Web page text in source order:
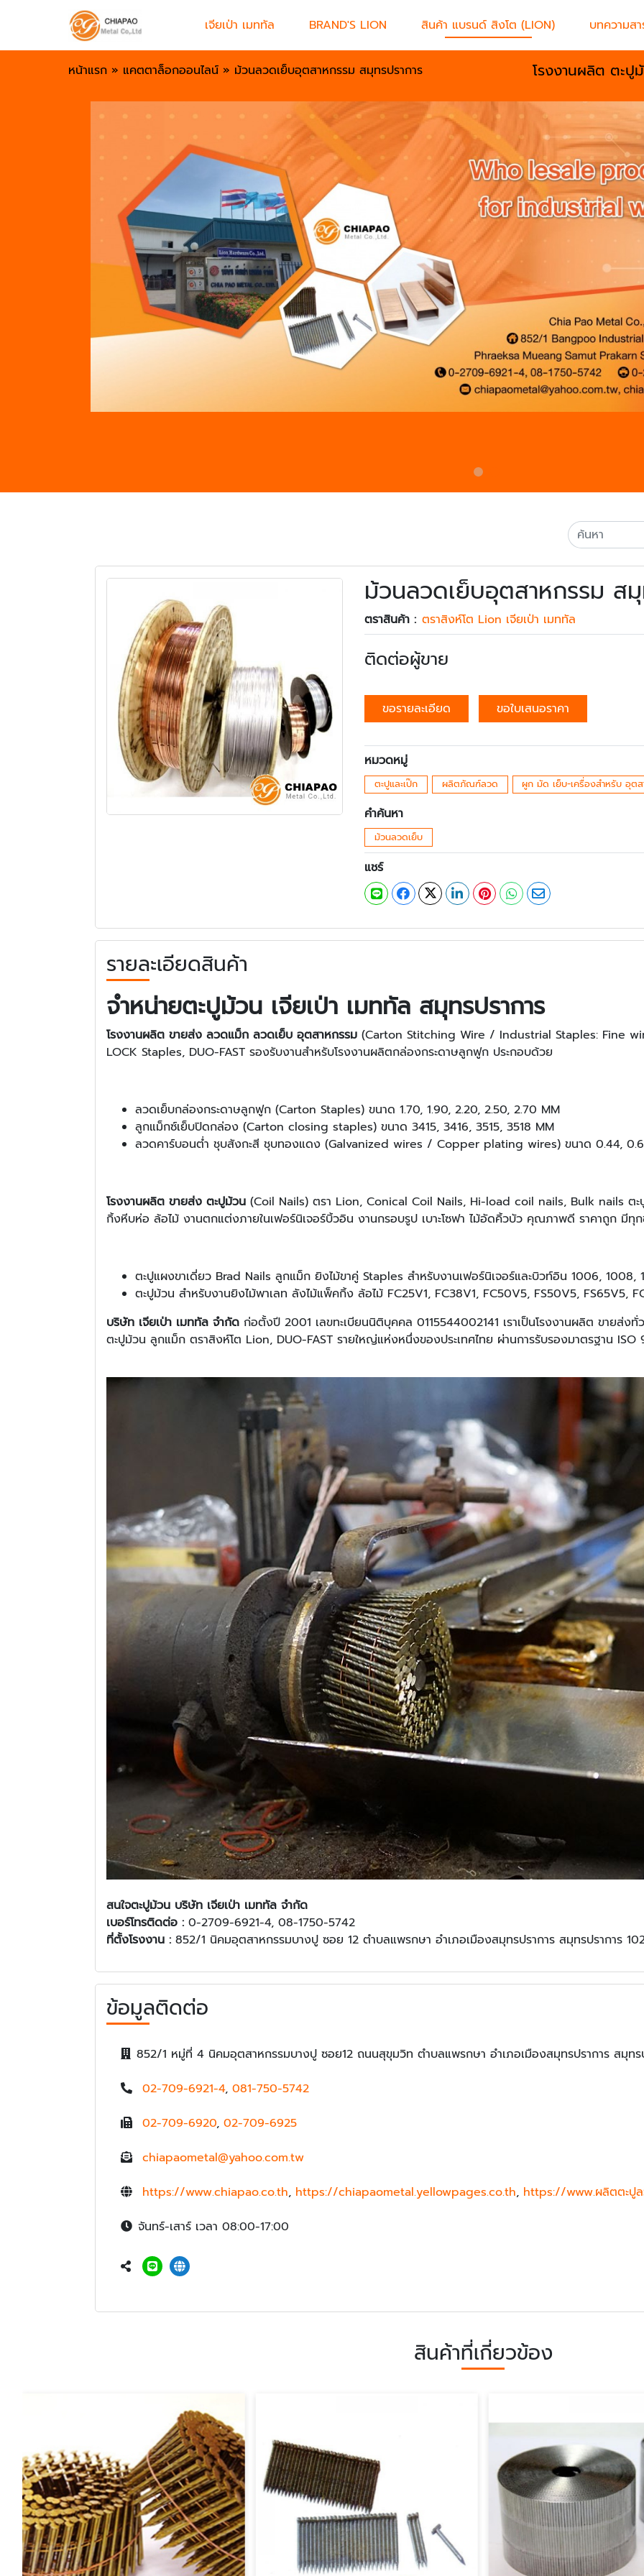
เจียเป่า เมททัล BRAND'S LION สินค้า แบรนด์ สิงโต (LION) บทความสา
หน้าแรก » แคตตาล็อกออนไลน์ » ม้วนลวดเย็บอุตสาหกรรม สมุทรปราการ โรงงานผลิต ตะ
ม้วนลวดเย็บอุตสาหกรรม สมุ
ตราสินค้า : ตราสิงห์โต Lion เจียเป่า เมททัล
ติดต่อผู้ขาย
ขอรายละเอียด ขอใบเสนอราคา
หมวดหมู่
ตะปูและเป๊ก ผลิตภัณฑ์ลวด ผูก มัด เย็บ-เครื่องสำหรับ อุต
คำค้นหา
ม้วนลวดเย็บ
แชร์
รายละเอียดสินค้า
จำหน่ายตะปูม้วน เจียเป่า เมททัล สมุทรปราการ
โรงงานผลิต ขายส่ง ลวดแม็ก ลวดเย็บ อุตสาหกรรม (Carton Stitching Wire / Industrial Staples: Fine
LOCK Staples, DUO-FAST รองรับงานสำหรับโรงงานผลิตกล่องกระดาษลูกฟูก ประกอบด้วย
ลวดเย็บกล่องกระดาษลูกฟูก (Carton Staples) ขนาด 1.70, 1.90, 2.20, 2.50, 2.70 MM
ลูกแม็กซ์เย็บปิดกล่อง (Carton closing staples) ขนาด 3415, 3416, 3515, 3518 MM
ลวดคาร์บอนต่ำ ชุบสังกะสี ชุบทองแดง (Galvanized wires / Copper plating wires) ขนาด 0.44,
โรงงานผลิต ขายส่ง ตะปูม้วน (Coil Nails) ตรา Lion, Conical Coil Nails, Hi-load coil nails, Bulk nails ตะ
กิ้งหีบห่อ ล้อไม้ งานตกแต่งภายในเฟอร์นิเจอร์บิ้วอิน งานกรอบรูป เบาะโซฟา ไม้อัดคิ้วบัว คุณภาพดี ราคาถูก มี
ตะปูแผงขาเดี่ยว Brad Nails ลูกแม็ก ยิงไม้ขาคู่ Staples สำหรับงานเฟอร์นิเจอร์และบิวท์อิน 1006, 1008,
ตะปูม้วน สำหรับงานยิงไม้พาเลท ลังไม้แพ็คกิ้ง ล้อไม้ FC25V1, FC38V1, FC50V5, FS50V5, FS65V5,
บริษัท เจียเป่า เมททัล จำกัด ก่อตั้งปี 2001 เลขทะเบียนนิติบุคคล 0115544002141 เราเป็นโรงงานผลิต ขายส่ง
ตะปูม้วน ลูกแม็ก ตราสิงห์โต Lion, DUO-FAST รายใหญ่แห่งหนึ่งของประเทศไทย ผ่านการรับรองมาตรฐาน ISO
สนใจตะปูม้วน บริษัท เจียเป่า เมททัล จำกัด
เบอร์โทรติดต่อ : 0-2709-6921-4, 08-1750-5742
ที่ตั้งโรงงาน : 852/1 นิคมอุตสาหกรรมบางปู ซอย 12 ตำบลแพรกษา อำเภอเมืองสมุทรปราการ สมุทรปราการ
ข้อมูลติดต่อ
852/1 หมู่ที่ 4 นิคมอุตสาหกรรมบางปู ซอย12 ถนนสุขุมวิท ตำบลแพรกษา อำเภอเมืองสมุทรปราการ สมุทร
02-709-6921-4, 081-750-5742
02-709-6920, 02-709-6925
chiapaometal@yahoo.com.tw
https://www.chiapao.co.th, https://chiapaometal.yellowpages.co.th, https://www.ผลิตตะปูล
จันทร์-เสาร์ เวลา 08:00-17:00
สินค้าที่เกี่ยวข้อง